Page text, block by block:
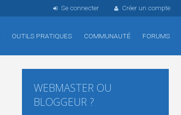
Se connecter Créer un compte
OUTILS PRATIQUES COMMUNAUTÉ FORUMS
WEBMASTER OU
BLOGGEUR ?